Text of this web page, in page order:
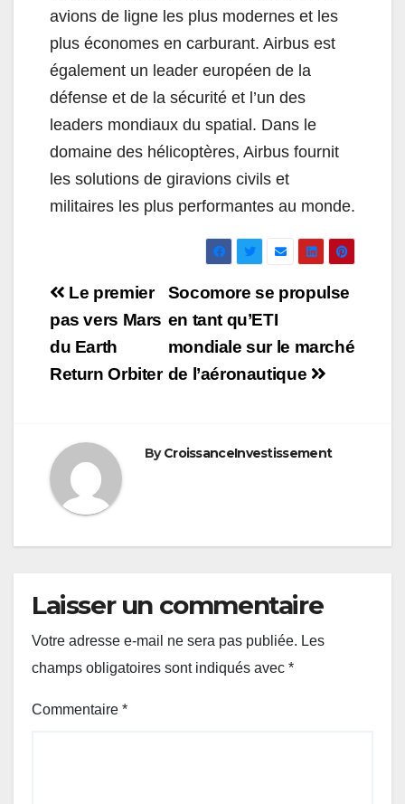
avions de ligne les plus modernes et les
plus économes en carburant. Airbus est
également un leader européen de la
défense et de la sécurité et l’un des
leaders mondiaux du spatial. Dans le
domaine des hélicoptères, Airbus fournit
les solutions de giravions civils et
militaires les plus performantes au monde.
Navigation
de
l’article
Socomore se propulse
en tant qu’ETI
mondiale sur le marché
de l’aéronautique
Le premier
pas vers Mars
du Earth
Return Orbiter
ByCroissanceInvestissement
Laisser un commentaire
Votre adresse e-mail ne sera pas publiée. Les
champs obligatoires sont indiqués avec *
Commentaire *